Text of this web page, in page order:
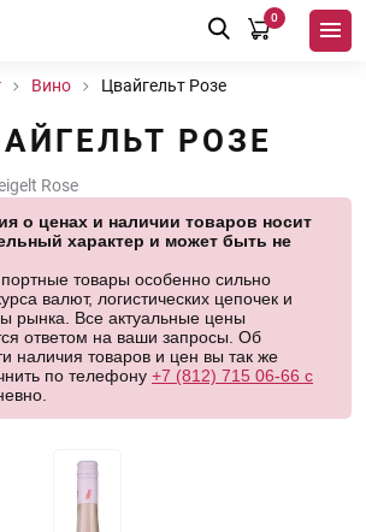
0
Вино Цвайгельт Розе
РОЗЕ
Rose
о ценах и наличии товаров носит
характер и может быть не
товары особенно сильно
валют, логистических цепочек и
рынка. Все актуальные цены
ответом на ваши запросы. Об
наличия товаров и цен вы так же
по телефону +7 (812) 715 06-66 с